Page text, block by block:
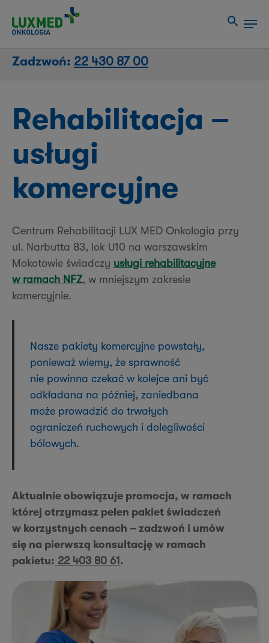
strony
Menu
Zadzwoń: 22 430 87 00
Rehabilitacja –
usługi
komercyjne
Centrum Rehabilitacji LUX MED Onkologia przy
ul. Narbutta 83, lok U10 na warszawskim
Mokotowie świadczy usługi rehabilitacyjne
w ramach NFZ, w mniejszym zakresie
komercyjnie.
Nasze pakiety komercyjne powstały,
ponieważ wiemy, że sprawność
nie powinna czekać w kolejce ani być
odkładana na później, zaniedbana
może prowadzić do trwałych
ograniczeń ruchowych i dolegliwości
bólowych.
Aktualnie obowiązuje promocja, w ramach
której otrzymasz pełen pakiet świadczeń
w korzystnych cenach – zadzwoń i umów
się na pierwszą konsultację w ramach
pakietu: 22 403 80 61 .